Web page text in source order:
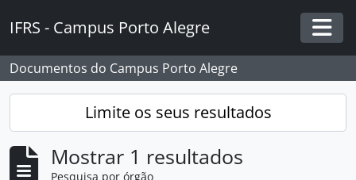
IFRS - Campus Porto Alegre
Documentos do Campus Porto Alegre
Limite os seus resultados
Mostrar 1 resultados
Pesquisa por órgão